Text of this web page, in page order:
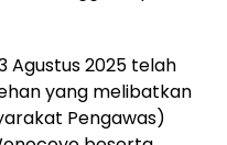
Agustus 2025 telah
yang melibatkan
Pengawas)